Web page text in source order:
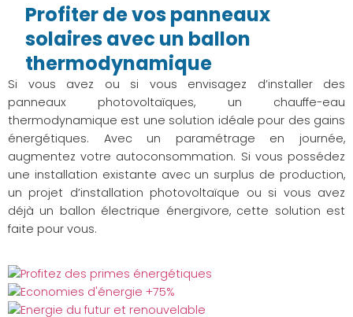
Profiter de vos panneaux
solaires avec un ballon
thermodynamique
Si vous avez ou si vous envisagez d’installer des
panneaux photovoltaïques, un chauffe-eau
thermodynamique est une solution idéale pour des gains
énergétiques. Avec un paramétrage en journée,
augmentez votre autoconsommation. Si vous possédez
une installation existante avec un surplus de production,
un projet d’installation photovoltaïque ou si vous avez
déjà un ballon électrique énergivore, cette solution est
faite pour vous.